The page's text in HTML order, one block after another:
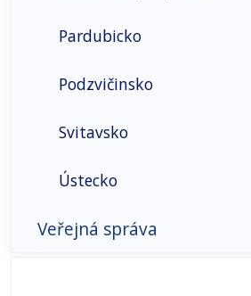
Pardubicko
Podzvičinsko
Svitavsko
Ústecko
Veřejná správa